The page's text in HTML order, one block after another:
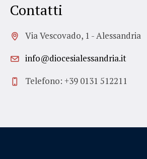
Contatti
Via Vescovado, 1 - Alessandria
info@diocesialessandria.it
Telefono: +39 0131 512211